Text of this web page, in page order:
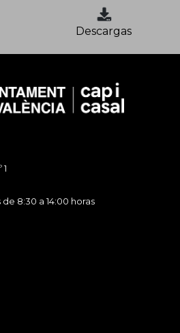
Descargas
8:30 a 14:00 horas